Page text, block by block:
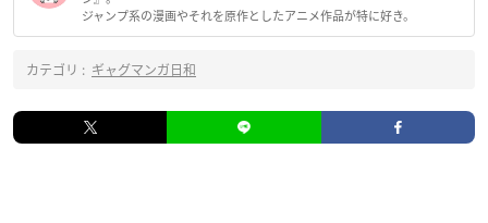
ジャンプ系の漫画やそれを原作としたアニメ作品が特に好き。
カテゴリ : ギャグマンガ日和